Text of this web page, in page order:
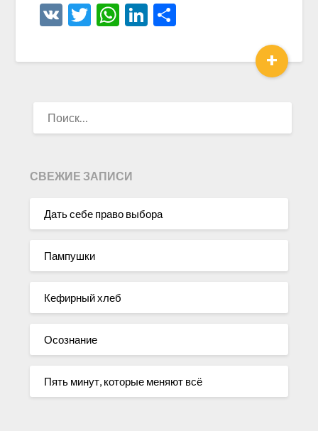
VK Twitter
WhatsApp
LinkedIn
+
СВЕЖИЕ ЗАПИСИ
Дать себе право выбора
Пампушки
Кефирный хлеб
Осознание
Пять минут, которые меняют всё